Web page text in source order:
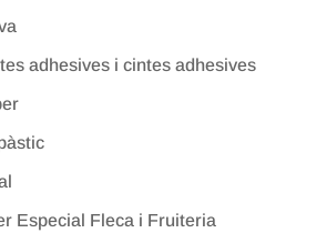
adhesives i cintes adhesives
Especial Fleca i Fruiteria